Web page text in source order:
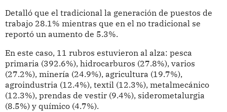
Detalló que el tradicional la generación de puestos de
trabajo 28.1% mientras que en el no tradicional se
reportó un aumento de 5.3%.
En este caso, 11 rubros estuvieron al alza: pesca
primaria (392.6%), hidrocarburos (27.8%), varios
(27.2%), minería (24.9%), agricultura (19.7%),
agroindustria (12.4%), textil (12.3%), metalmecánico
(12.3%), prendas de vestir (9.4%), siderometalurgia
(8.5%) y químico (4.7%).